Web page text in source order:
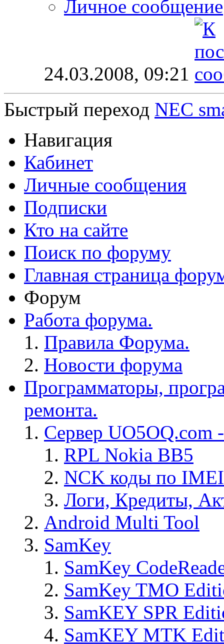
Личное сообщение
24.03.2008, 09:21
Быстрый переход NEC
Навигация
Кабинет
Личные сообщения
Подписки
Кто на сайте
Поиск по форуму
Главная страница
Форум
Работа форума.
Правила Форума.
Новости форума
Программаторы,
ремонта.
Сервер
RPL Nokia BB5
NCK коды по IMEI
Логи, Кредиты,
Android Multi Tool
SamKey
SamKey
SamKey TMO
SamKEY SPR
SamKEY MTK